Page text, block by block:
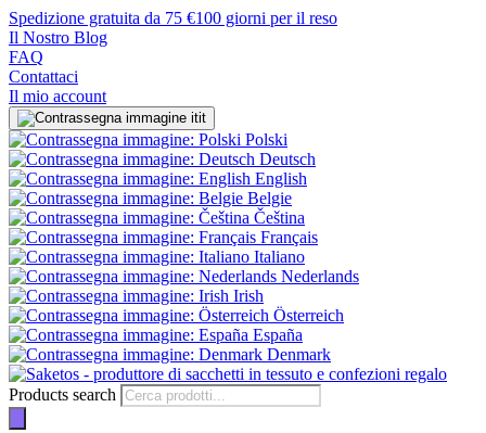
Spedizione gratuita da 75 €100 giorni per il reso
Il Nostro Blog
FAQ
Contattaci
Il mio account
it
Polski
Deutsch
English
Belgie
Čeština
Français
Italiano
Nederlands
Irish
Österreich
España
Denmark
Products search